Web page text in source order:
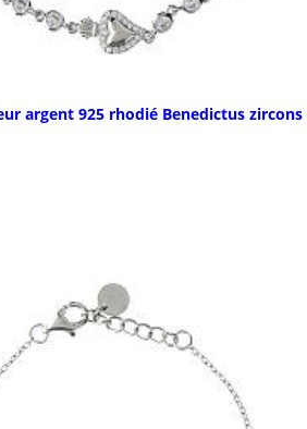
argent 925 rhodié Benedictus zircons